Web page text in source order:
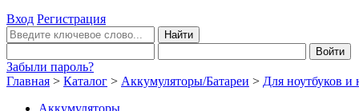
Вход Регистрация
Забыли пароль?
Главная > Каталог > Аккумуляторы/Батареи > Для ноутбуков и
Аккумуляторы